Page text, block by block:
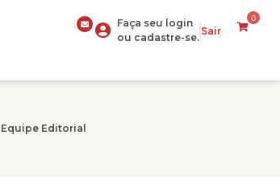
Faça seu login
ou cadastre-se.
Sair
0
Equipe Editorial